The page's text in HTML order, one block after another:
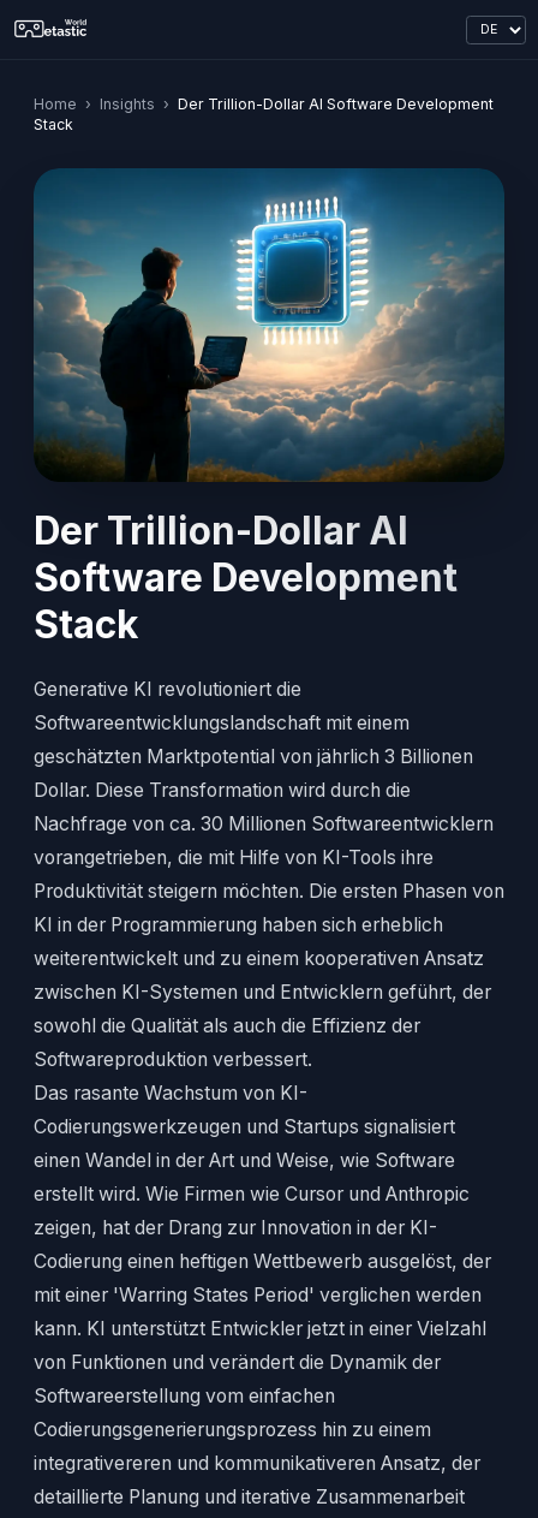
Home › Insights › Der Trillion-Dollar AI Software Development
Stack
Der Trillion-Dollar AI
Software Development
Stack
Generative KI revolutioniert die
Softwareentwicklungslandschaft mit einem
geschätzten Marktpotential von jährlich 3 Billionen
Dollar. Diese Transformation wird durch die
Nachfrage von ca. 30 Millionen Softwareentwicklern
vorangetrieben, die mit Hilfe von KI-Tools ihre
Produktivität steigern möchten. Die ersten Phasen von
KI in der Programmierung haben sich erheblich
weiterentwickelt und zu einem kooperativen Ansatz
zwischen KI-Systemen und Entwicklern geführt, der
sowohl die Qualität als auch die Effizienz der
Softwareproduktion verbessert.
Das rasante Wachstum von KI-
Codierungswerkzeugen und Startups signalisiert
einen Wandel in der Art und Weise, wie Software
erstellt wird. Wie Firmen wie Cursor und Anthropic
zeigen, hat der Drang zur Innovation in der KI-
Codierung einen heftigen Wettbewerb ausgelöst, der
mit einer 'Warring States Period' verglichen werden
kann. KI unterstützt Entwickler jetzt in einer Vielzahl
von Funktionen und verändert die Dynamik der
Softwareerstellung vom einfachen
Codierungsgenerierungsprozess hin zu einem
integrativereren und kommunikativeren Ansatz, der
detaillierte Planung und iterative Zusammenarbeit